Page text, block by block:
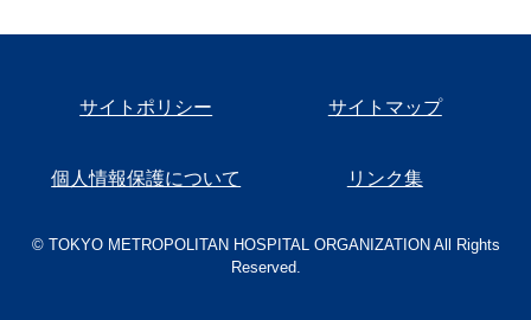
サイトポリシー サイトマップ
個人情報保護について リンク集
© TOKYO METROPOLITAN HOSPITAL ORGANIZATION All Rights
Reserved.